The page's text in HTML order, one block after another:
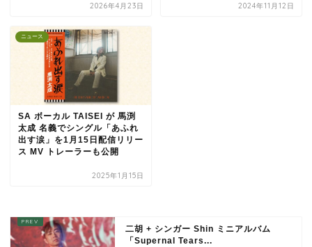
2026年4月23日 2024年11月12日
ニュース
SA ボーカル TAISEI が 馬渕
太成 名義でシングル「あふれ
出す涙」を1月15日配信リリー
ス MV トレーラーも公開
2025年1月15日
二胡 + シンガー Shin ミニアルバム
「Supernal Tears...